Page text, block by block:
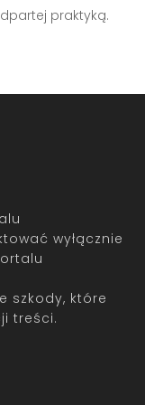
praktyką.
wyłącznie
szkody, które
treści.